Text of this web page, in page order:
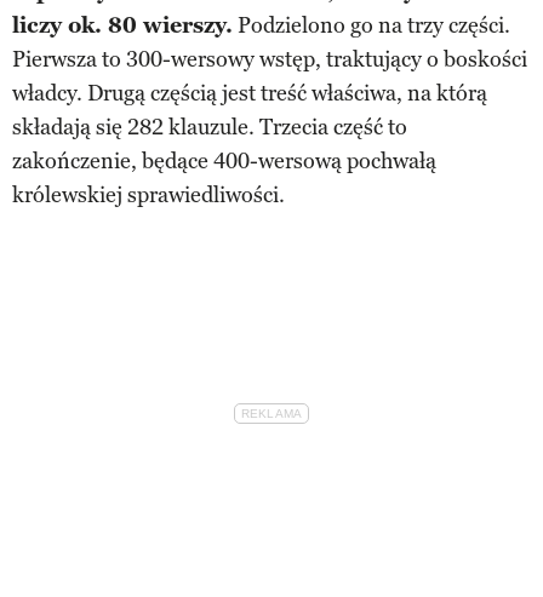
liczy ok. 80 wierszy. Podzielono go na trzy części.
Pierwsza to 300-wersowy wstęp, traktujący o boskości
władcy. Drugą częścią jest treść właściwa, na którą
składają się 282 klauzule. Trzecia część to
zakończenie, będące 400-wersową pochwałą
królewskiej sprawiedliwości.